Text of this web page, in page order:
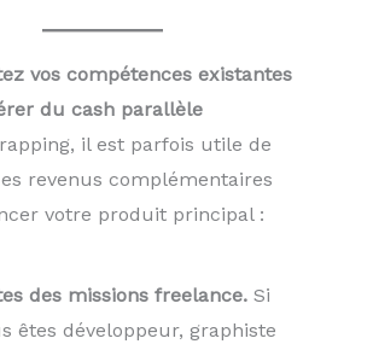
vos compétences existantes
du cash parallèle
il est parfois utile de
revenus complémentaires
votre produit principal :
des missions freelance. Si
êtes développeur, graphiste